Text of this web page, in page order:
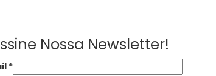
Nossa Newsletter!
*